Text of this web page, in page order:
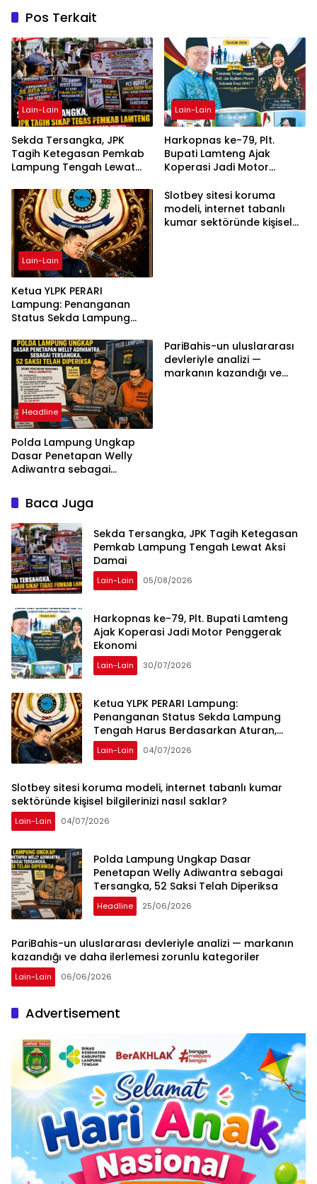
Pos Terkait
Lain-Lain
Sekda Tersangka, JPK
Tagih Ketegasan Pemkab
Lampung Tengah Lewat
Lain-Lain
Harkopnas ke-79, Plt.
Bupati Lamteng Ajak
Koperasi Jadi Motor
Lain-Lain
Ketua YLPK PERARI
Lampung: Penanganan
Status Sekda Lampung
Berdasarkan Aturan,
Bukan Tekanan Opini
Slotbey sitesi koruma
modeli, internet tabanlı
kumar sektöründe kişisel
Headline
Polda Lampung Ungkap
Dasar Penetapan Welly
Adiwantra sebagai
Diperiksa
PariBahis-un uluslararası
devleriyle analizi —
markanın kazandığı ve
Baca Juga
Sekda Tersangka, JPK Tagih Ketegasan
Pemkab Lampung Tengah Lewat Aksi
Damai
Lain-Lain 05/08/2026
Harkopnas ke-79, Plt. Bupati Lamteng
Ajak Koperasi Jadi Motor Penggerak
Ekonomi
Lain-Lain 30/07/2026
Ketua YLPK PERARI Lampung:
Penanganan Status Sekda Lampung
Tengah Harus Berdasarkan Aturan,
Bukan Tekanan Opini
Lain-Lain 04/07/2026
Slotbey sitesi koruma modeli, internet tabanlı kumar
sektöründe kişisel bilgilerinizi nasıl saklar?
Lain-Lain 04/07/2026
Polda Lampung Ungkap Dasar
Penetapan Welly Adiwantra sebagai
Tersangka, 52 Saksi Telah Diperiksa
Headline 25/06/2026
PariBahis-un uluslararası devleriyle analizi — markanın
kazandığı ve daha ilerlemesi zorunlu kategoriler
Lain-Lain 06/06/2026
Advertisement